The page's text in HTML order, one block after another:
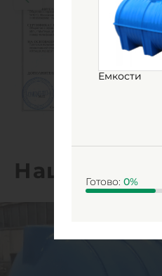
Наши
Емкости
Готово: 0%